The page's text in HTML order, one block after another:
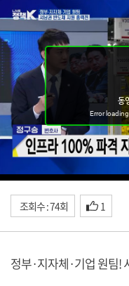
조회수 : 74회 1
정부·지자체·기업 원팀!